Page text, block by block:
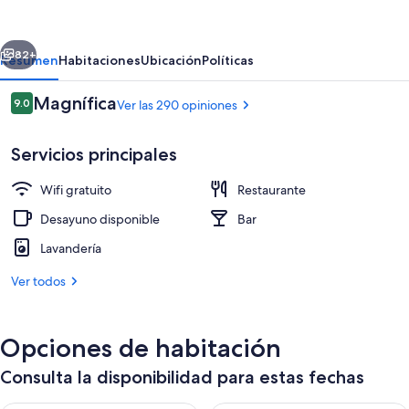
Shinsaibashi
Siguiente
82+
ResumenHabitacionesUbicaciónPolíticas
Opiniones
9.09.0 de 10,
MagníficaVer las 290 opiniones
Servicios principales
Wifi gratuito
Restaurante
Desayuno disponible
Bar
Lavandería
Ver todos
Opciones de habitación
Consulta la disponibilidad para estas fechas